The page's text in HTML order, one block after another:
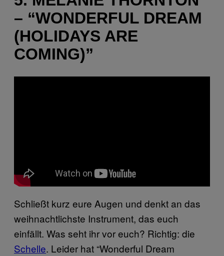
– “WONDERFUL DREAM
(HOLIDAYS ARE
COMING)”
Schließt kurz eure Augen und denkt an das
weihnachtlichste Instrument, das euch
einfällt. Was seht ihr vor euch? Richtig: die
Schelle. Leider hat “Wonderful Dream